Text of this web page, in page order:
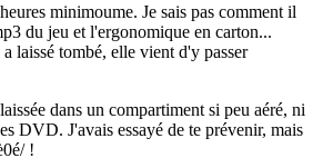
minimoume. Je sais pas comment il
du jeu et l'ergonomique en carton...
laissé tombé, elle vient d'y passer
dans un compartiment si peu aéré, ni
DVD. J'avais essayé de te prévenir, mais
!